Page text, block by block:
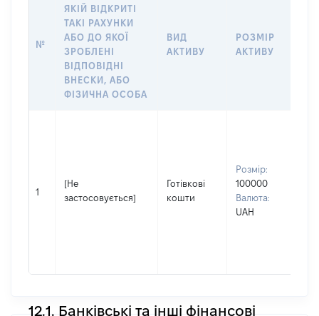
№
ЯКІЙ ВІДКРИТІ
ТАКІ РАХУНКИ
АБО ДО ЯКОЇ
ЗРОБЛЕНІ
ВІДПОВІДНІ
ВНЕСКИ, АБО
ФІЗИЧНА ОСОБА
ВИД
АКТИВУ
РОЗМІР
АКТИВУ
1
[Не
застосовується]
Готівкові
кошти
Розмір:
100000
Валюта:
UAH
12.1. Банківські та інші фінансові